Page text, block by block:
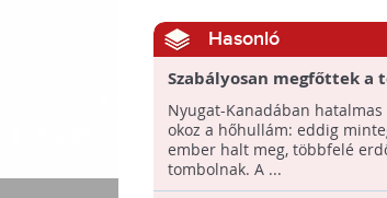
Hasonló
Szabályosan megfőttek a
kagylók a kanadai
Nyugat-Kanadában
okoz a hőhullám: eddig
ember halt meg, többfelé
tombolnak. A ...